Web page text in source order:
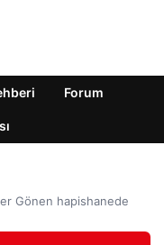
Forum
Gönen hapishanede